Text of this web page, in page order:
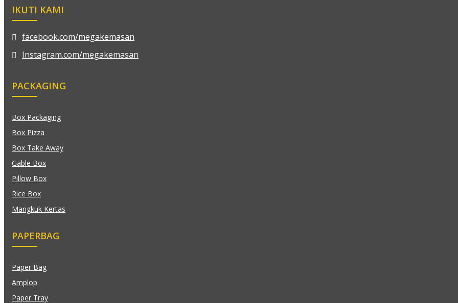
IKUTI KAMI
facebook.com/megakemasan
Instagram.com/megakemasan
PACKAGING
Box Packaging
Box Pizza
Box Take Away
Gable Box
Pillow Box
Rice Box
Mangkuk Kertas
PAPERBAG
Paper Bag
Amplop
Paper Tray